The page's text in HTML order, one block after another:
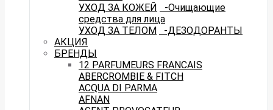
УХОД ЗА КОЖЕЙ
-Очищающие
средства для лица
УХОД ЗА ТЕЛОМ
-ДЕЗОДОРАНТЫ
АКЦИЯ
БРЕНДЫ
12 PARFUMEURS FRANCAIS
ABERCROMBIE & FITCH
ACQUA DI PARMA
AFNAN